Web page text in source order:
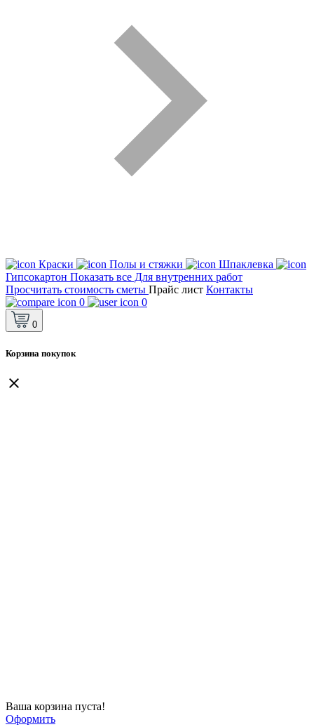
Краски Полы и стяжки
Шпаклевка
Гипсокартон Показать все Для внутренних работ
Просчитать стоимость сметы Прайс лист Контакты
0
0
0
Корзина покупок
Ваша корзина пуста!
Оформить